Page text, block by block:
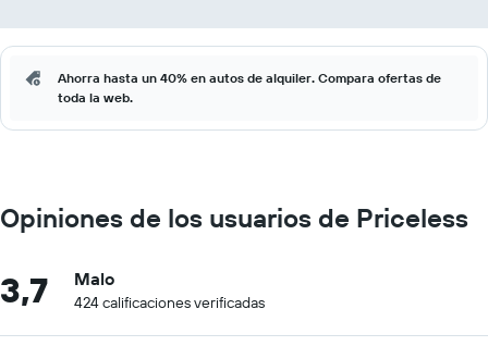
Ahorra hasta un 40% en autos de alquiler. Compara ofertas de
toda la web.
Opiniones de los usuarios de Priceless
3,7 Malo
424 calificaciones verificadas